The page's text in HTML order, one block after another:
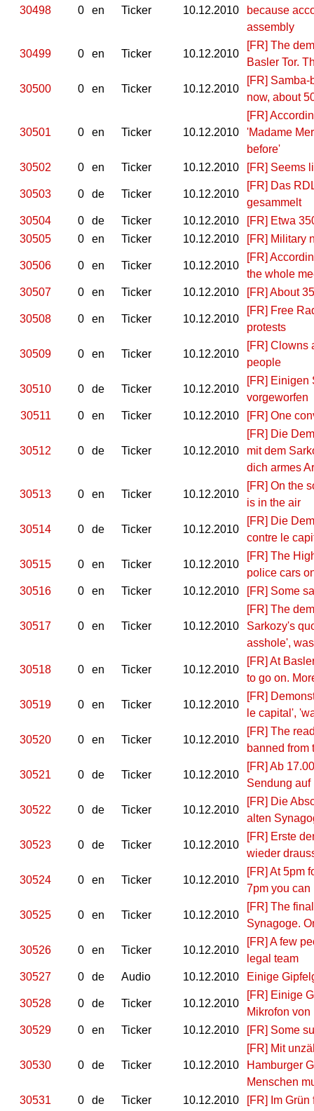
30498 0 en Ticker 10.12.2010
because
assembly
30499 0 en Ticker 10.12.2010
[FR] The
Basler Tor.
30500 0 en Ticker 10.12.2010
[FR]
now, about
30501 0 en Ticker 10.12.2010
[FR]
'Madame
before'
30502
0 en Ticker 10.12.2010 [FR] Seems
30503 0 de Ticker 10.12.2010
[FR] Das
gesammelt
30504
0 de Ticker 10.12.2010
[FR] Etwa
30505
0 en Ticker 10.12.2010 [FR] Military
30506 0 en Ticker 10.12.2010
[FR]
the whole
30507
0 en Ticker 10.12.2010 [FR] About
30508 0 en Ticker 10.12.2010
[FR] Free
protests
30509 0 en Ticker 10.12.2010
[FR] Clowns
people
30510 0 de Ticker 10.12.2010
[FR] Einigen
vorgeworfen
30511
0 en Ticker 10.12.2010 [FR] One
30512 0 de Ticker 10.12.2010
[FR] Die
mit dem
dich armes
30513 0 en Ticker 10.12.2010
[FR] On the
is in the air
30514 0 de Ticker 10.12.2010
[FR] Die
contre le
30515 0 en Ticker 10.12.2010
[FR] The
police cars
30516
0 en Ticker 10.12.2010 [FR] Some
30517 0 en Ticker 10.12.2010
[FR] The
Sarkozy's
asshole',
30518 0 en Ticker 10.12.2010
[FR] At
to go on.
30519 0 en Ticker 10.12.2010
[FR]
le capital',
30520 0 en Ticker 10.12.2010
[FR] The
banned from
30521 0 de Ticker 10.12.2010
[FR] Ab
Sendung auf
30522 0 de Ticker 10.12.2010
[FR] Die
alten
30523 0 de Ticker 10.12.2010
[FR] Erste
wieder
30524 0 en Ticker 10.12.2010
[FR] At 5pm
7pm you can
30525 0 en Ticker 10.12.2010
[FR] The
Synagoge.
30526 0 en Ticker 10.12.2010
[FR] A few
legal team
30527
0 de Audio 10.12.2010 Einige
30528 0 de Ticker 10.12.2010
[FR] Einige
Mikrofon von
30529
0 en Ticker 10.12.2010 [FR] Some
30530 0 de Ticker 10.12.2010
[FR] Mit
Hamburger
Menschen
30531
0 de Ticker 10.12.2010 [FR] Im